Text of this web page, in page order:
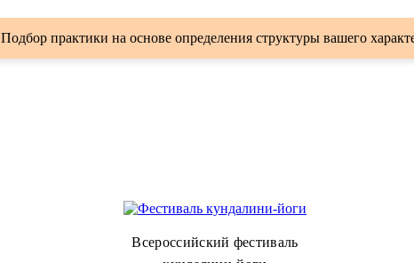
Подбор практики на основе определения структуры вашего
Всероссийский фестиваль